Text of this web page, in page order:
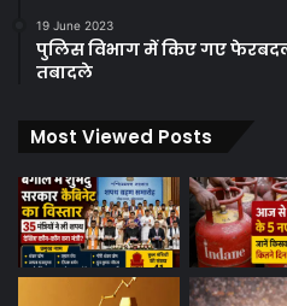
19 June 2023
पुलिस विभाग में किए गए
तबादले
Most Viewed Posts